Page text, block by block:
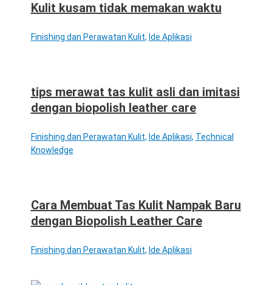
Kulit kusam tidak memakan waktu
Finishing dan Perawatan Kulit, Ide Aplikasi
tips merawat tas kulit asli dan imitasi
dengan biopolish leather care
Finishing dan Perawatan Kulit, Ide Aplikasi, Technical
Knowledge
Cara Membuat Tas Kulit Nampak Baru
dengan Biopolish Leather Care
Finishing dan Perawatan Kulit, Ide Aplikasi